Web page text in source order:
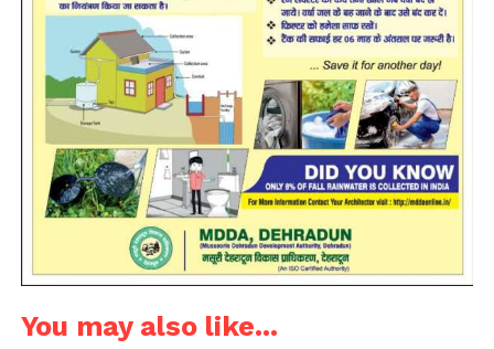
You may also like...